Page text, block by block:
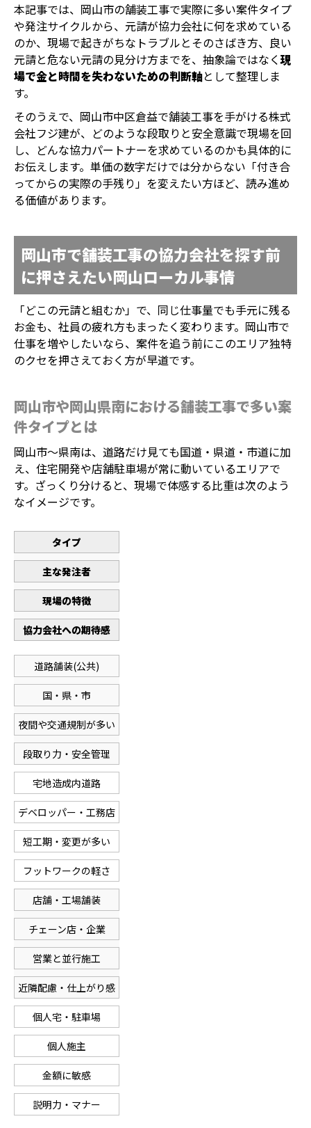
本記事では、岡山市の舗装工事で実際に多い案件タイプ
や発注サイクルから、元請が協力会社に何を求めている
のか、現場で起きがちなトラブルとそのさばき方、良い
元請と危ない元請の見分け方までを、抽象論ではなく現
場で金と時間を失わないための判断軸として整理しま
す。
そのうえで、岡山市中区倉益で舗装工事を手がける株式
会社フジ建が、どのような段取りと安全意識で現場を回
し、どんな協力パートナーを求めているのかも具体的に
お伝えします。単価の数字だけでは分からない「付き合
ってからの実際の手残り」を変えたい方ほど、読み進め
る価値があります。
岡山市で舗装工事の協力会社を探す前
に押さえたい岡山ローカル事情
「どこの元請と組むか」で、同じ仕事量でも手元に残る
お金も、社員の疲れ方もまったく変わります。岡山市で
仕事を増やしたいなら、案件を追う前にこのエリア独特
のクセを押さえておく方が早道です。
岡山市や岡山県南における舗装工事で多い案
件タイプとは
岡山市〜県南は、道路だけ見ても国道・県道・市道に加
え、住宅開発や店舗駐車場が常に動いているエリアで
す。ざっくり分けると、現場で体感する比重は次のよう
なイメージです。
タイプ
主な発注者
現場の特徴
協力会社への期待感
道路舗装(公共)
国・県・市
夜間や交通規制が多い
段取り力・安全管理
宅地造成内道路
デベロッパー・工務店
短工期・変更が多い
フットワークの軽さ
店舗・工場舗装
チェーン店・企業
営業と並行施工
近隣配慮・仕上がり感
個人宅・駐車場
個人施主
金額に敏感
説明力・マナー